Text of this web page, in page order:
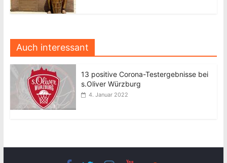
Auch interessant
13 positive Corona-Testergebnisse bei
s.Oliver Würzburg
4. Januar 2022